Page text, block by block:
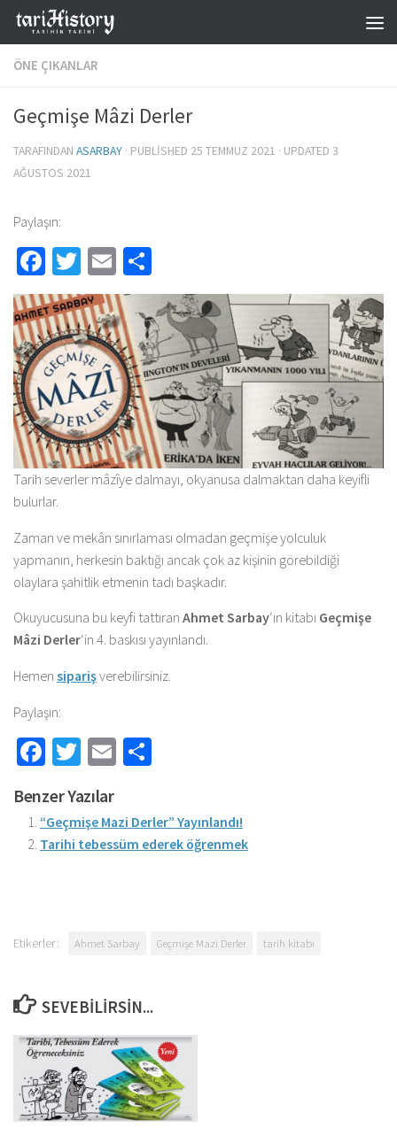
Skip to content
ÖNE ÇIKANLAR
Geçmişe Mâzi Derler
TARAFINDAN ASARBAY · PUBLISHED 25 TEMMUZ 2021 · UPDATED 3
AĞUSTOS 2021
Paylaşın:
Facebook
Twitter
Email
Tarih severler mâzîye dalmayı, okyanusa dalmaktan daha keyifli
bulurlar.
Zaman ve mekân sınırlaması olmadan geçmişe yolculuk
yapmanın, herkesin baktığı ancak çok az kişinin görebildiği
olaylara şahitlik etmenin tadı başkadır.
Okuyucusuna bu keyfi tattıran Ahmet Sarbay‘ın kitabı Geçmişe
Mâzi Derler‘in 4. baskısı yayınlandı.
Hemen siparişverebilirsiniz.
Paylaşın:
Facebook
Twitter
Email
Benzer Yazılar
“Geçmişe Mazi Derler” Yayınlandı!
Tarihi tebessüm ederek öğrenmek
Etikerler: Ahmet Sarbay Geçmişe Mazi Derler tarih kitabı
SEVEBILIRSIN...